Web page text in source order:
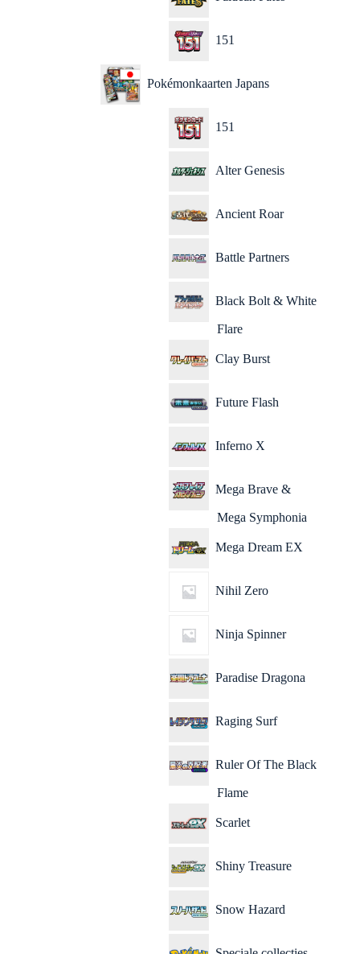
151
Pokémonkaarten Japans
151
Alter Genesis
Ancient Roar
Battle Partners
Black Bolt & White
Flare
Clay Burst
Future Flash
Inferno X
Mega Brave &
Mega Symphonia
Mega Dream EX
Nihil Zero
Ninja Spinner
Paradise Dragona
Raging Surf
Ruler Of The Black
Flame
Scarlet
Shiny Treasure
Snow Hazard